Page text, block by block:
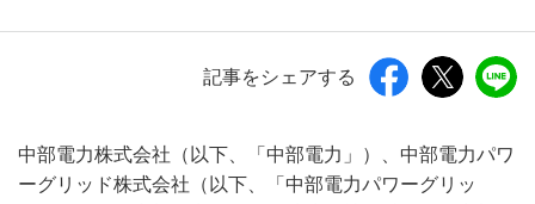
記事をシェアする
中部電力株式会社（以下、「中部電力」）、中部電力パワ
ーグリッド株式会社（以下、「中部電力パワーグリッ